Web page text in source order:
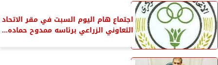
اجتماع هام اليوم السبت في مقر الاتحاد
التعاوني الزراعي برئاسه ممدوح حماده...